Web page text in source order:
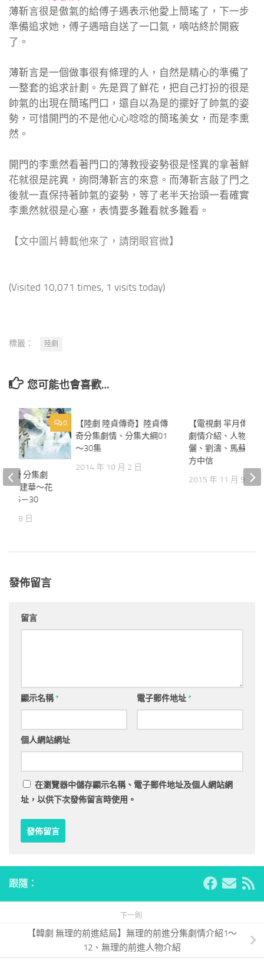
薄靳言很是傲氣的給傅子遇表示他愛上簡瑤了，下一步
準備追求她，傅子遇暗自送了一口氣，嘀咕終於開竅
了。
薄靳言是一個做事很有條理的人，自然是精心的準備了
一整套的追求計劃。先是買了鮮花，把自己打扮的很是
帥氣的出現在簡瑤門口，還自以為是的擺好了帥氣的姿
勢，可惜開門的不是他心心唸唸的簡瑤美女，而是李熏
然。
開門的李熏然看著門口的薄教授姿勢很是怪異的拿著鮮
花就很是詫異，詢問薄靳言的來意。而薄靳言敲了門之
後就一直保持著帥氣的姿勢，等了老半天抬頭一看確實
李熏然就很是心塞，表情要多難看就多難看。
【文中圖片轉載他來了，請閉眼官微】
(Visited 10,071 times, 1 visits today)
標籤： 陸劇
您可能也會喜歡…
【陸劇 陸貞傳奇】陸貞傳
奇分集劇情、分集大綱01
～30集
2014 年 10 月 2 日
【電視劇 羋月傳】
劇情介紹、人物介
儷、劉濤、馬蘇、
方中信
2015 年 11 月 9 日
0
千骨 分集劇
、霍建華～花
情16－30
月 18 日
發佈留言
留言
顯示名稱* 電子郵件地址*
個人網站網址
在瀏覽器中儲存顯示名稱、電子郵件地址及個人網站網
址，以供下次發佈留言時使用。
跟隨：
下一則
【韓劇 無理的前進結局】無理的前進分集劇情介紹1～
12、無理的前進人物介紹